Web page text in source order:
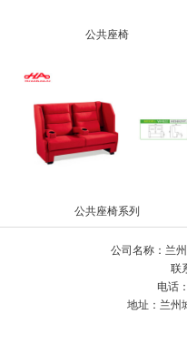
公共座椅
公共座椅系列
公司名称：兰
联
电话
地址：兰州